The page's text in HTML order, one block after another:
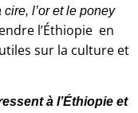
l’or et le poney
l’Éthiopie en
sur la culture et
à l’Éthiopie et